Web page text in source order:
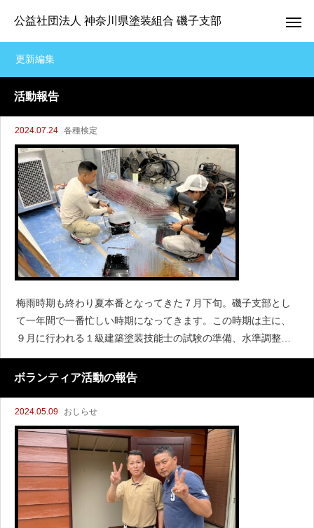
公益社団法人 神奈川県塗装組合 磯子支部
更新編集
活動報告
2024.07.24 各種検定
梅雨時期も終わり夏本番となってきた７月下旬。磯子支部とし
て一年間で一番忙しい時期になってきます。この時期は主に、
９月に行われる１級建築塗装技能士の試験の準備、水準調整会
議、講習会等で磯子支部から多数参加しているため、皆さん大
忙しです。写真は講習会が開かれるための準備作業。
ボランティア活動の報告
2024.05.09 おしらせ